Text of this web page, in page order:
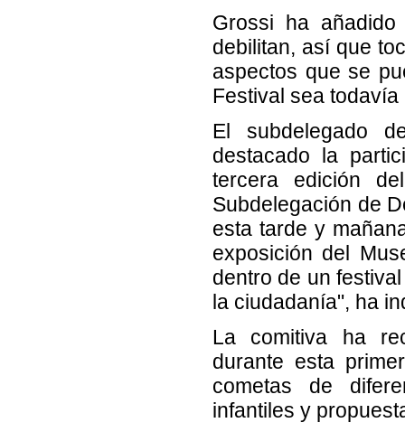
Grossi ha
debilitan, así que
aspectos que se
Festival sea
El subdelegado
destacado la
tercera edición
Subdelegación de
esta tarde y
exposición del
dentro de un
la ciudadanía", ha
La comitiva ha
durante esta
cometas de
infantiles y